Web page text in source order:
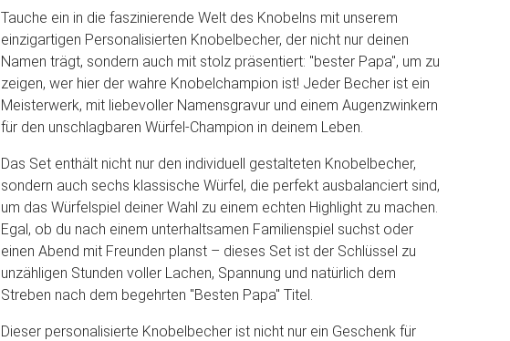
Tauche ein in die faszinierende Welt des Knobelns mit unserem
einzigartigen Personalisierten Knobelbecher, der nicht nur deinen
Namen trägt, sondern auch mit stolz präsentiert: "bester Papa", um zu
zeigen, wer hier der wahre Knobelchampion ist! Jeder Becher ist ein
Meisterwerk, mit liebevoller Namensgravur und einem Augenzwinkern
für den unschlagbaren Würfel-Champion in deinem Leben.
Das Set enthält nicht nur den individuell gestalteten Knobelbecher,
sondern auch sechs klassische Würfel, die perfekt ausbalanciert sind,
um das Würfelspiel deiner Wahl zu einem echten Highlight zu machen.
Egal, ob du nach einem unterhaltsamen Familienspiel suchst oder
einen Abend mit Freunden planst – dieses Set ist der Schlüssel zu
unzähligen Stunden voller Lachen, Spannung und natürlich dem
Streben nach dem begehrten "Besten Papa" Titel.
Dieser personalisierte Knobelbecher ist nicht nur ein Geschenk für